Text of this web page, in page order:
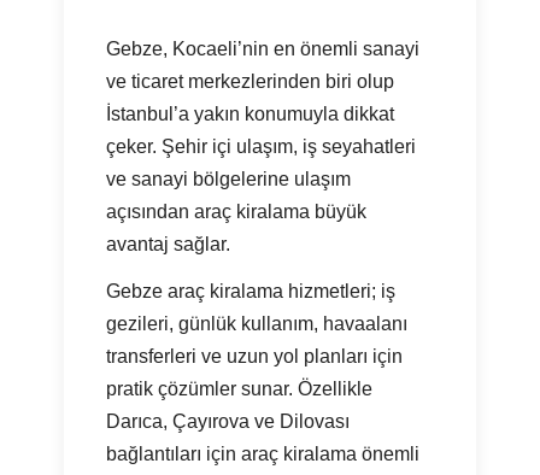
Gebze, Kocaeli’nin en önemli sanayi
ve ticaret merkezlerinden biri olup
İstanbul’a yakın konumuyla dikkat
çeker. Şehir içi ulaşım, iş seyahatleri
ve sanayi bölgelerine ulaşım
açısından araç kiralama büyük
avantaj sağlar.
Gebze araç kiralama hizmetleri; iş
gezileri, günlük kullanım, havaalanı
transferleri ve uzun yol planları için
pratik çözümler sunar. Özellikle
Darıca, Çayırova ve Dilovası
bağlantıları için araç kiralama önemli